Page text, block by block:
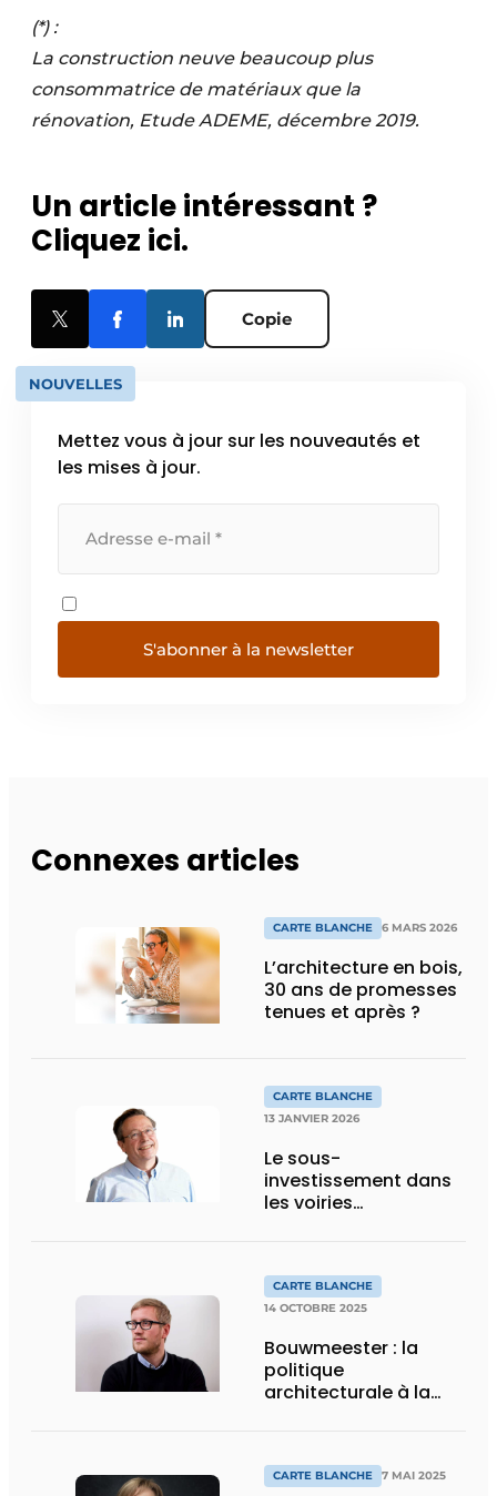
(*) :
La construction neuve beaucoup plus
consommatrice de matériaux que la
rénovation, Etude ADEME, décembre 2019.
Un article intéressant ?
Cliquez ici.
Copie
NOUVELLES
Mettez vous à jour sur les nouveautés et
les mises à jour.
S'abonner à la newsletter
Connexes articles
CARTE BLANCHE 6 MARS 2026
L’architecture en bois,
30 ans de promesses
tenues et après ?
CARTE BLANCHE
13 JANVIER 2026
Le sous-
investissement dans
les voiries
CARTE BLANCHE
14 OCTOBRE 2025
Bouwmeester : la
politique
architecturale à la
CARTE BLANCHE 7 MAI 2025